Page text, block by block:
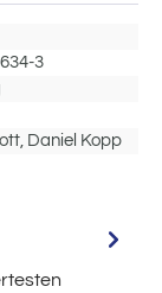
3
Daniel Kopp